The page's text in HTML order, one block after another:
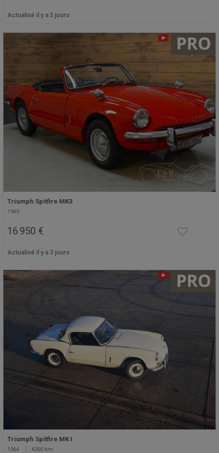
Actualisé il y a 5 jours
Triumph Spitfire MK3
1969
16 950 €
Actualisé il y a 3 jours
Triumph Spitfire MK I
1964 4200 km